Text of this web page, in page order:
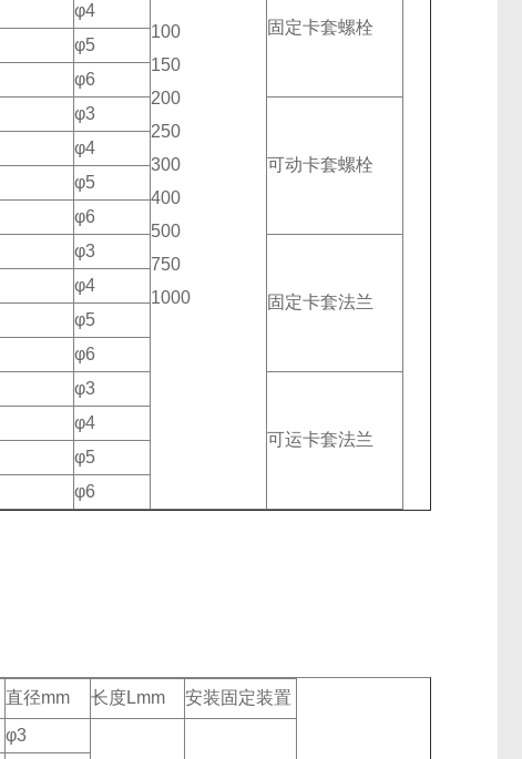
100
150
200
250
300
400
500
750
1000
固定卡套螺栓
φ4
φ5
φ6
φ3
可动卡套螺栓
φ4
φ5
φ6
φ3
固定卡套法兰
φ4
φ5
φ6
φ3
可运卡套法兰
φ4
φ5
φ6
直径mm 长度Lmm
安装固定装置
φ3